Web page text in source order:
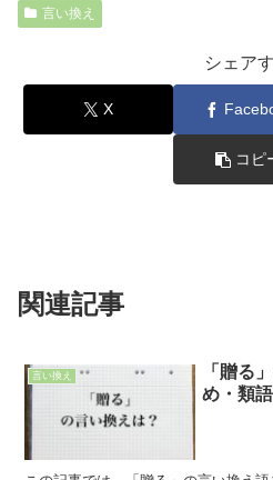
言い換え
シェア
X
コピ
関連記事
言い換え
「贈る
め・類